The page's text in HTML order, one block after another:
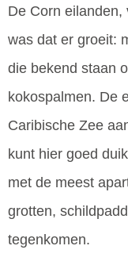
De Corn
was dat er groeit:
die bekend staan
kokospalmen. De
Caribische Zee
kunt hier goed
met de meest
grotten,
tegenkomen.